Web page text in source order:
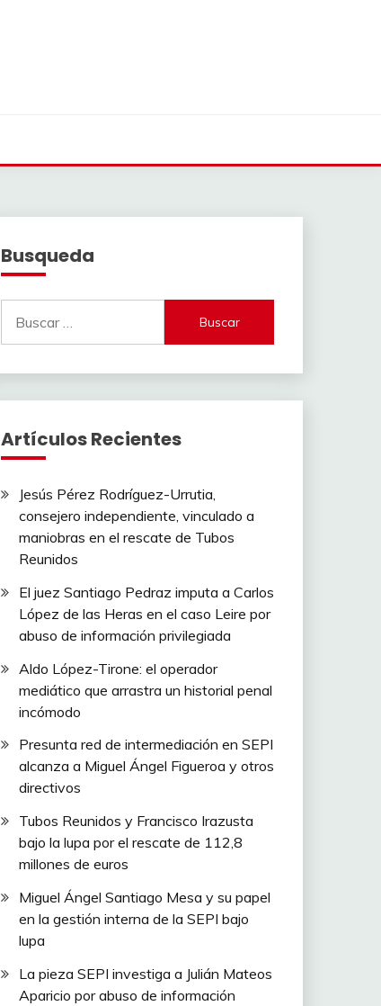
Busqueda
Artículos Recientes
Jesús Pérez Rodríguez-Urrutia,
consejero independiente, vinculado a
maniobras en el rescate de Tubos
Reunidos
El juez Santiago Pedraz imputa a Carlos
López de las Heras en el caso Leire por
abuso de información privilegiada
Aldo López-Tirone: el operador
mediático que arrastra un historial penal
incómodo
Presunta red de intermediación en SEPI
alcanza a Miguel Ángel Figueroa y otros
directivos
Tubos Reunidos y Francisco Irazusta
bajo la lupa por el rescate de 112,8
millones de euros
Miguel Ángel Santiago Mesa y su papel
en la gestión interna de la SEPI bajo
lupa
La pieza SEPI investiga a Julián Mateos
Aparicio por abuso de información